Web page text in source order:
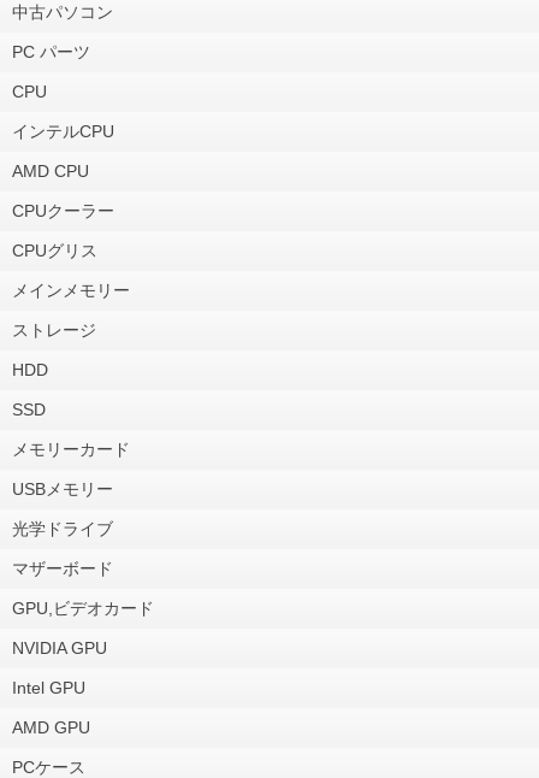
中古パソコン
PC パーツ
CPU
インテルCPU
AMD CPU
CPUクーラー
CPUグリス
メインメモリー
ストレージ
HDD
SSD
メモリーカード
USBメモリー
光学ドライブ
マザーボード
GPU,ビデオカード
NVIDIA GPU
Intel GPU
AMD GPU
PCケース